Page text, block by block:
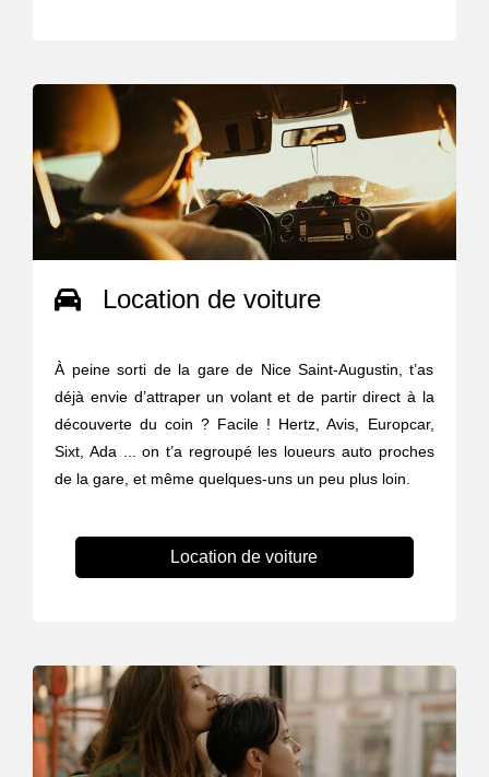
Location de voiture
À peine sorti de la gare de Nice Saint-Augustin, t’as
déjà envie d’attraper un volant et de partir direct à la
découverte du coin ? Facile ! Hertz, Avis, Europcar,
Sixt, Ada ... on t’a regroupé les loueurs auto proches
de la gare, et même quelques-uns un peu plus loin.
Location de voiture